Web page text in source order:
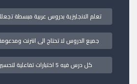
تعلم الانجليزية بدروس عربية مبسطة
جميع الدروس لا تحتاج الى انترنت
كل درس فيه 5 اختبارات تفاعلية لتحسين اللفظ والنطق